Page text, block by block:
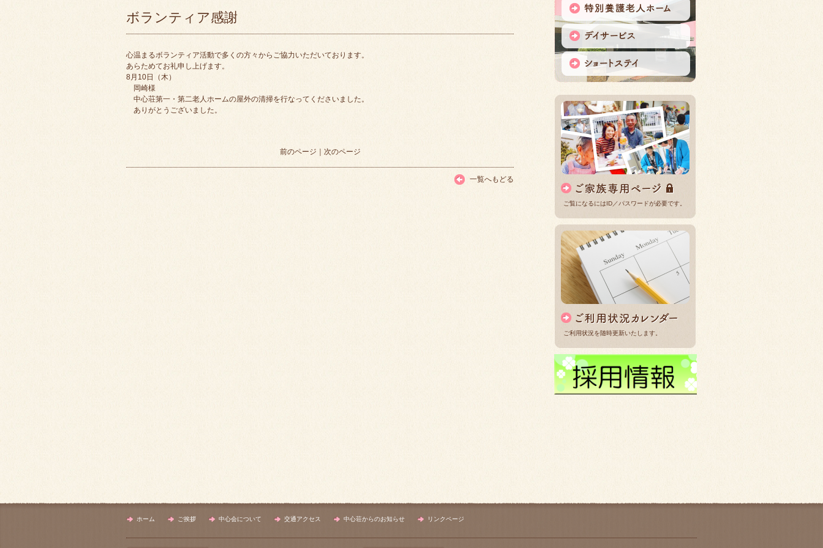
ボランティア感謝
心温まるボランティア活動で多くの方々からご協力いただいております。
あらためてお礼申し上げます。
8月10日（木）
岡崎様
中心荘第一・第二老人ホームの屋外の清掃を行なってくださいました。
ありがとうございました。
前のページ 次のページ
一覧へもどる
ご覧になるにはID／パスワードが必要です。
ご利用状況を随時更新いたします。
ホーム ご挨拶 中心会について 交通アクセス 中心荘からのお知らせ リンクページ